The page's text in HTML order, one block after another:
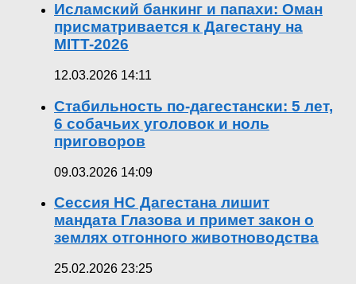
Исламский банкинг и папахи: Оман
присматривается к Дагестану на
MITT-2026
12.03.2026 14:11
Стабильность по-дагестански: 5 лет,
6 собачьих уголовок и ноль
приговоров
09.03.2026 14:09
Сессия НС Дагестана лишит
мандата Глазова и примет закон о
землях отгонного животноводства
25.02.2026 23:25